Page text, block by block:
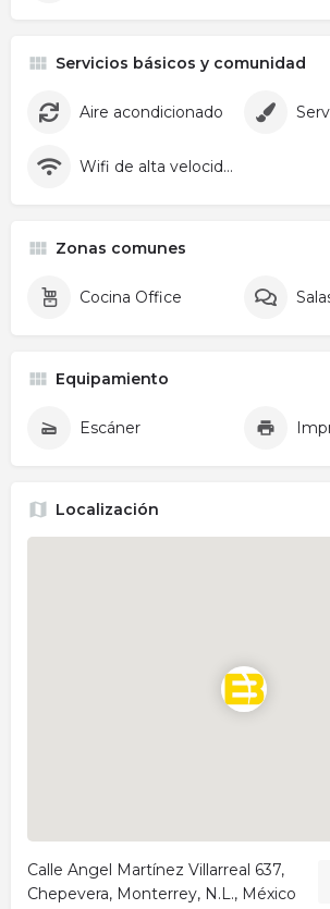
Servicios básicos y comunidad
Aire acondicionado
Wifi de alta velocidad
Zonas comunes
Cocina Office
Equipamiento
Escáner
Localización
Calle Angel Martínez Villarreal 637,
Chepevera, Monterrey, N.L., México